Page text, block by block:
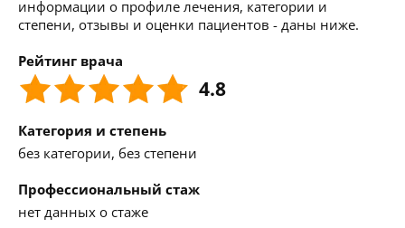
информации о профиле лечения, категории и
степени, отзывы и оценки пациентов - даны ниже.
Рейтинг врача
4.8
Категория и степень
без категории, без степени
Профессиональный стаж
нет данных о стаже